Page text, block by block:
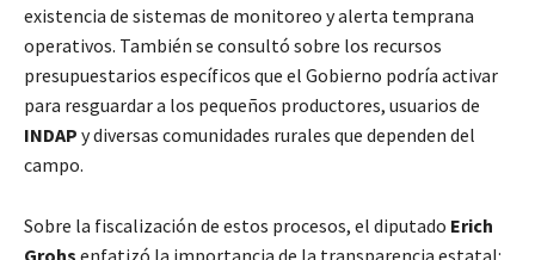
existencia de sistemas de monitoreo y alerta temprana
operativos. También se consultó sobre los recursos
presupuestarios específicos que el Gobierno podría activar
para resguardar a los pequeños productores, usuarios de
INDAP y diversas comunidades rurales que dependen del
campo.
Sobre la fiscalización de estos procesos, el diputado Erich